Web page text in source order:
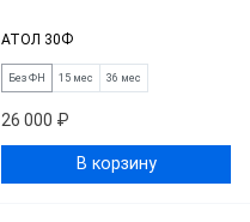
АТОЛ 30Ф
Без ФН 15 мес 36 мес
26 000 ₽
В корзину